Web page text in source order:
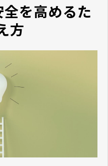
を高めるた
方